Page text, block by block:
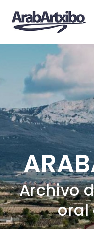
contenido
Archivo
oral